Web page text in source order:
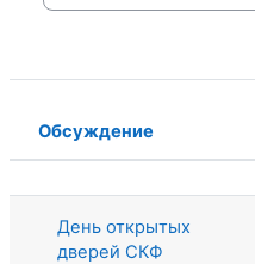
Статус
Обсуждение
День открытых
дверей СКФ